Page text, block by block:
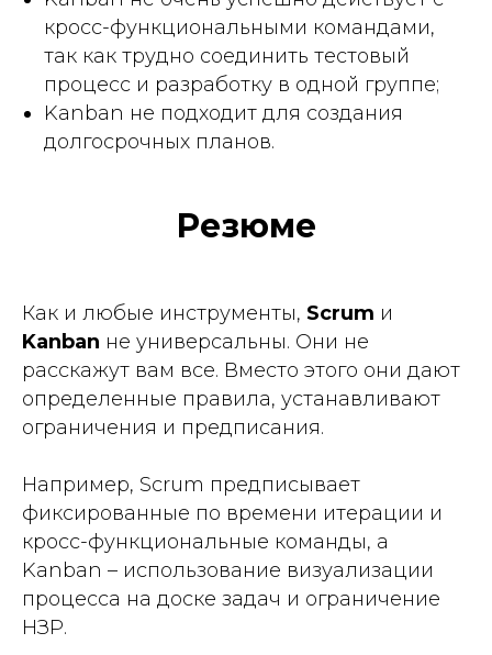
кросс-функциональными командами,
так как трудно соединить тестовый
процесс и разработку в одной группе;
Kanban не подходит для создания
долгосрочных планов.
Резюме
Как и любые инструменты, Scrum и
Kanban не универсальны. Они не
расскажут вам все. Вместо этого они дают
определенные правила, устанавливают
ограничения и предписания.
Например, Scrum предписывает
фиксированные по времени итерации и
кросс-функциональные команды, а
Kanban – использование визуализации
процесса на доске задач и ограничение
НЗР.